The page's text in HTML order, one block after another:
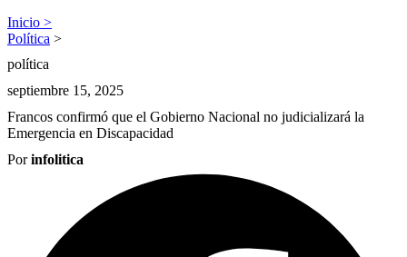
Inicio >
Política >
política
septiembre 15, 2025
Francos confirmó que el Gobierno Nacional no judicializará la
Emergencia en Discapacidad
Porinfolitica